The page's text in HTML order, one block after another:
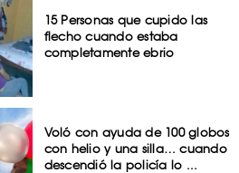
15 Personas que cupido las
flecho cuando estaba
completamente ebrio
Voló con ayuda de 100 globos
con helio y una silla… cuando
descendió la policía lo ...